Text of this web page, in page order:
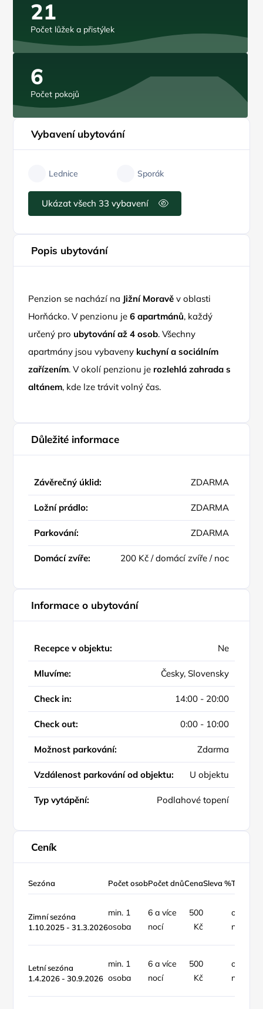
21
Počet lůžek a přistýlek
6
Počet pokojů
Vybavení ubytování
Lednice Sporák
Ukázat všech 33 vybavení
Popis ubytování
Penzion se nachází na Jižní Moravě v oblasti
Horňácko. V penzionu je6 apartmánů, každý
určený pro ubytování až 4 osob. Všechny
apartmány jsou vybaveny kuchyní a sociálním
zařízením. V okolí penzionu je rozlehlá zahrada s
altánem, kde lze trávit volný čas.
Důležité informace
Závěrečný úklid: ZDARMA
Ložní prádlo: ZDARMA
Parkování: ZDARMA
Domácí zvíře: 200 Kč / domácí zvíře / noc
Informace o ubytování
Recepce v objektu: Ne
Mluvíme: Česky, Slovensky
Check in: 14:00 - 20:00
Check out: 0:00 - 10:00
Možnost parkování: Zdarma
Vzdálenost parkování od objektu: U objektu
Typ vytápění: Podlahové topení
Ceník
Sezóna Počet osobPočet dnůCenaSleva %Typ ceny
Zimní sezóna
1.10.2025 - 31.3.2026
min. 1
osoba
6 a více
nocí
500
Kč
osoba /
noc
Letní sezóna
1.4.2026 - 30.9.2026
min. 1
osoba
6 a více
nocí
500
Kč
osoba /
noc